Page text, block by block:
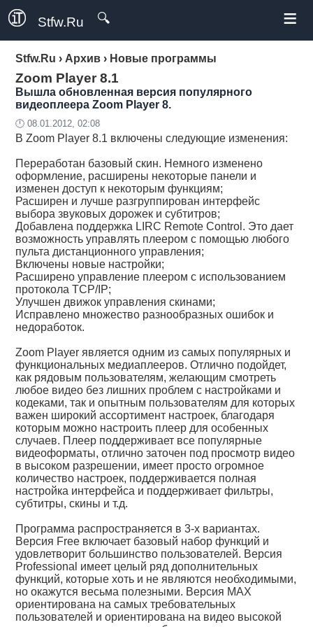
Stfw.Ru 🔍 ≡
Stfw.Ru › Архив › Новые программы
Zoom Player 8.1
Вышла обновленная версия популярного
видеоплеера Zoom Player 8.
🕛 08.01.2012, 02:08
В Zoom Player 8.1 включены следующие изменения:
Переработан базовый скин. Немного изменено
оформление, расширены некоторые панели и
изменен доступ к некоторым функциям;
Расширен и лучше разгруппирован интерфейс
выбора звуковых дорожек и субтитров;
Добавлена поддержка LIRC Remote Control. Это дает
возможность управлять плеером с помощью любого
пульта дистанционного управления;
Включены новые настройки;
Расширено управление плеером с использованием
протокола TCP/IP;
Улучшен движок управления скинами;
Исправлено множество разнообразных ошибок и
недоработок.
Zoom Player является одним из самых популярных и
функциональных медиаплееров. Отлично подойдет,
как рядовым пользователям, желающим смотреть
любое видео без лишних проблем с настройками и
кодеками, так и опытным пользователям для которых
важен широкий ассортимент настроек, благодаря
которым можно настроить плеер для особенных
случаев. Плеер поддерживает все популярные
видеоформаты, отлично заточен под просмотр видео
в высоком разрешении, имеет просто огромное
количество настроек, поддерживается полная
настройка интерфейса и поддерживает фильтры,
субтитры, скины и т.д.
Программа распространяется в 3-х вариантах.
Версия Free включает базовый набор функций и
удовлетворит большинство пользователей. Версия
Professional имеет целый ряд дополнительных
функций, которые хоть и не являются необходимыми,
но окажутся весьма полезными. Версия MAX
ориентирована на самых требовательных
пользователей и ориентирована на видео высокой